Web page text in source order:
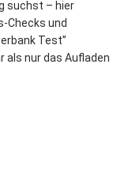
suchst – hier
Checks und
Test”
als nur das Aufladen